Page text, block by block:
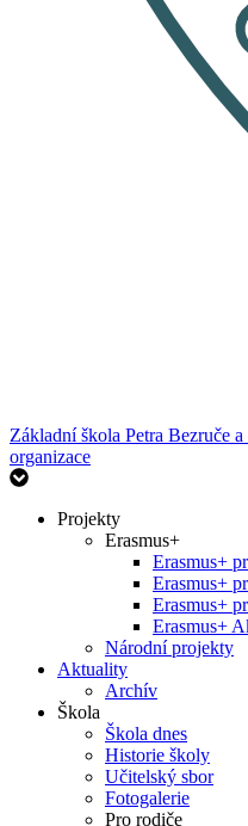
Základní škola Petra Bezruče a
organizace
Projekty
Erasmus+
Erasmus+
Erasmus+
Erasmus+
Erasmus+
Národní projekty
Aktuality
Archív
Škola
Škola dnes
Historie školy
Učitelský sbor
Fotogalerie
Pro rodiče